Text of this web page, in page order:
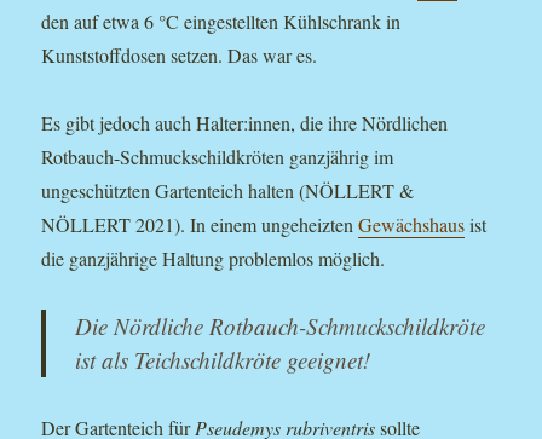
den auf etwa 6 °C eingestellten Kühlschrank in
Kunststoffdosen setzen. Das war es.
Es gibt jedoch auch Halter:innen, die ihre Nördlichen
Rotbauch-Schmuckschildkröten ganzjährig im
ungeschützten Gartenteich halten (NÖLLERT &
NÖLLERT 2021). In einem ungeheiztenGewächshausist
die ganzjährige Haltung problemlos möglich.
Die Nördliche Rotbauch-Schmuckschildkröte
ist als Teichschildkröte geeignet!
Der Gartenteich fürPseudemys rubriventrissollte